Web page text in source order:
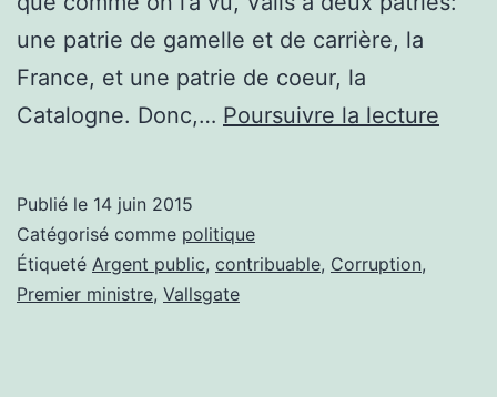
une patrie de gamelle et de carrière, la
France, et une patrie de coeur, la
Catalogne. Donc,… Poursuivre la lecture
Publié le 14 juin 2015
Catégorisé comme politique
Étiqueté Argent public, contribuable, Corruption,
Premier ministre, Vallsgate